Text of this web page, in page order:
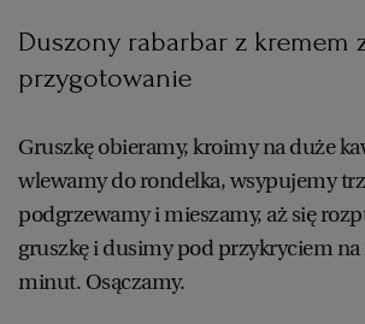
Duszony rabarbar z kremem
przygotowanie
Gruszkę obieramy, kroimy na duże
wlewamy do rondelka, wsypujemy
podgrzewamy i mieszamy, aż się
gruszkę i dusimy pod przykryciem na
minut. Osączamy.